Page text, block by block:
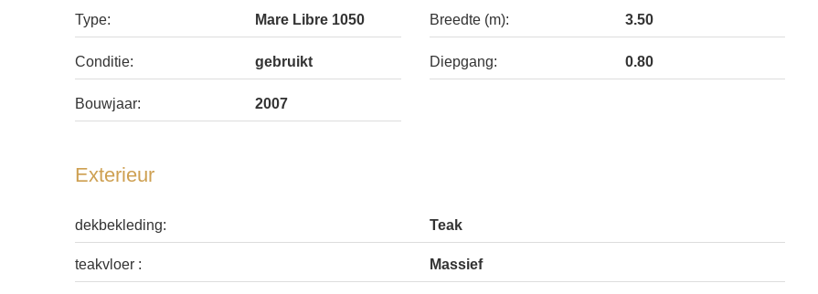
Type: Mare Libre 1050 Breedte (m): 3.50
Conditie: gebruikt Diepgang: 0.80
Bouwjaar: 2007
Exterieur
dekbekleding: Teak
teakvloer : Massief